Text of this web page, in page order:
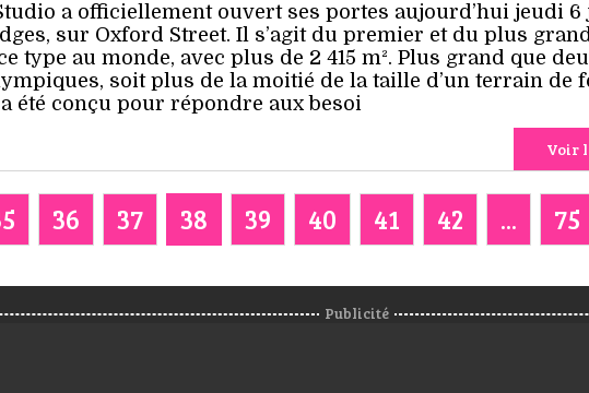
a officiellement ouvert ses portes aujourd’hui jeudi 6
sur Oxford Street. Il s’agit du premier et du plus
type au monde, avec plus de 2 415 m². Plus grand que
soit plus de la moitié de la taille d’un terrain de
a été conçu pour répondre aux besoi
Voir
36 37 38 39 40 41 42 ... 75
Publicité